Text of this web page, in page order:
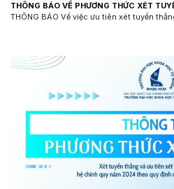
THÔNG BÁO VỀ PHƯƠNG THỨC XÉT
THÔNG BÁO Về việc ưu tiên xét tuyển